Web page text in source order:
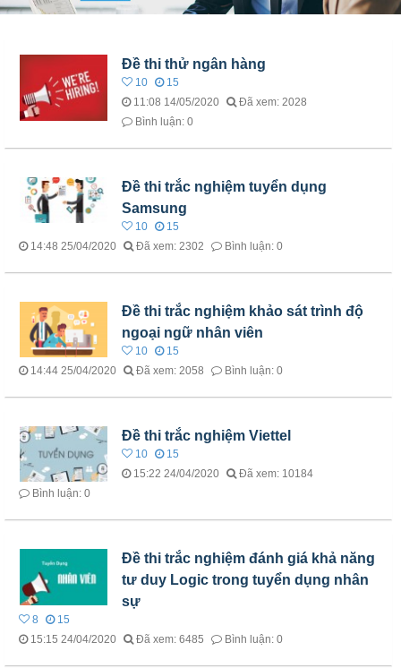
Đề thi thử ngân hàng
10
15
11:08 14/05/2020
Đã xem: 2028
Bình luận: 0
Đề thi trắc nghiệm tuyển dụng
Samsung
10
15
14:48 25/04/2020
Đã xem: 2302 Bình luận: 0
Đề thi trắc nghiệm khảo sát trình độ
ngoại ngữ nhân viên
10
15
14:44 25/04/2020
Đã xem: 2058 Bình luận: 0
Đề thi trắc nghiệm Viettel
10
15
15:22 24/04/2020
Đã xem: 10184
Bình luận: 0
Đề thi trắc nghiệm đánh giá khả năng
tư duy Logic trong tuyển dụng nhân
sự
8
15
15:15 24/04/2020
Đã xem: 6485 Bình luận: 0